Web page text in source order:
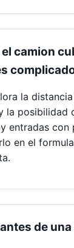
camion
la
la posibilidad
entradas con
en el
de